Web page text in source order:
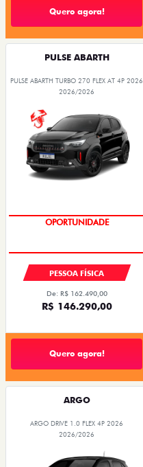
Quero agora!
PULSE ABARTH
PULSE ABARTH TURBO 270 FLEX AT 4P 2026
2026/2026
PESSOA FÍSICA
De: R$ 162.490,00
R$ 146.290,00
Quero agora!
ARGO
ARGO DRIVE 1.0 FLEX 4P 2026
2026/2026